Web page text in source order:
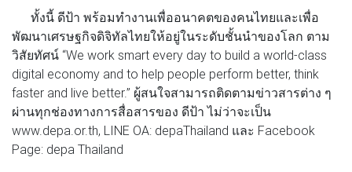
ทั้งนี้ ดีป้า พร้อมทำงานเพื่ออนาคตของคนไทยและเพื่อ
พัฒนาเศรษฐกิจดิจิทัลไทยให้อยู่ในระดับชั้นนำของโลก ตาม
วิสัยทัศน์ “We work smart every day to build a world-class
digital economy and to help people perform better, think
faster and live better.” ผู้สนใจสามารถติดตามข่าวสารต่าง ๆ
ผ่านทุกช่องทางการสื่อสารของ ดีป้า ไม่ว่าจะเป็น
www.depa.or.th, LINE OA: depaThailand และ Facebook
Page: depa Thailand